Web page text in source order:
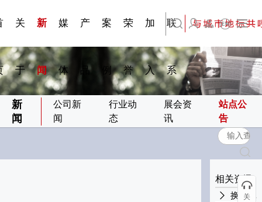
关
于
新
闻
媒
体
产
品
案
例
荣
誉
加
入
常见问题FAQ
联
系
English
新
闻
公司新
闻
行业动
态
展会资
讯
站点公
告
相关资讯
换一批
关